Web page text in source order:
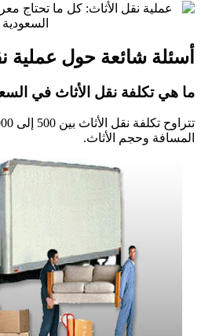
أسئلة شائعة حول عملية
ما هي تكلفة نقل الأثاث في
المسافة وحجم الأثاث.